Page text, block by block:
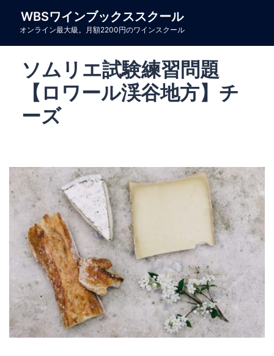
WBSワインブックススクール
オンライン最大級。月額2200円のワインスクール
ソムリエ試験練習問題
【ロワール渓谷地方】チ
ーズ